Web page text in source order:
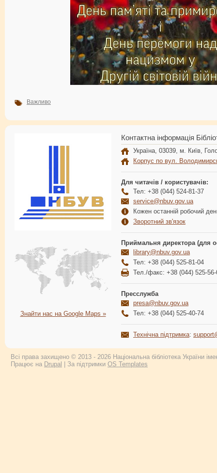
Важливо
Знайти нас на Google Maps »
Контактна інформація
Україна, 03039, м. Київ,
Корпус по вул.
Для читачів / користувачів:
Тел: +38 (044) 524-81-37
service@nbuv.gov.ua
Кожен останній робочий
Зворотний зв'язок
Приймальня директора (для
library@nbuv.gov.ua
Тел: +38 (044) 525-81-04
Тел./факс: +38 (044) 525-56-
Пресслужба
presa@nbuv.gov.ua
Тел: +38 (044) 525-40-74
Технічна підтримка:
Всі права захищено © 2013 - 2026 Національна бібліотека України
Працює на Drupal | За підтримки OS Templates